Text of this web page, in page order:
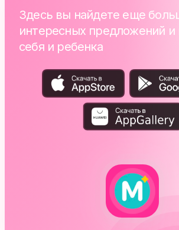
Здесь вы найдете еще
интересных предложений и
себя и ребенка